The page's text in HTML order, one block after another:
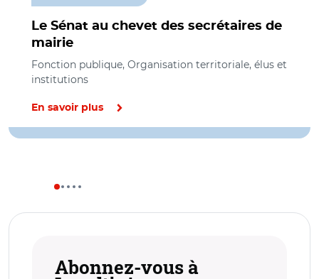
Le Sénat au chevet des secrétaires de
mairie
Fonction publique, Organisation territoriale, élus et
institutions
En savoir plus
Abonnez-vous à